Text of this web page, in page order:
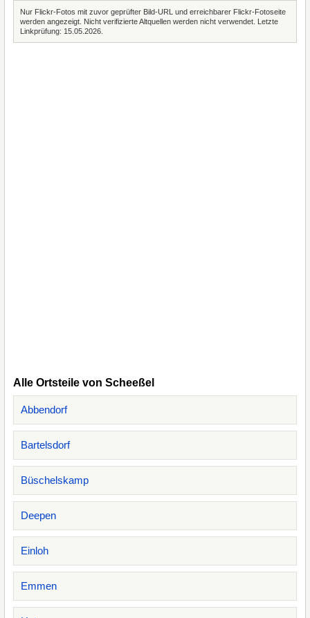
Nur Flickr-Fotos mit zuvor geprüfter Bild-URL und erreichbarer Flickr-Fotoseite
werden angezeigt. Nicht verifizierte Altquellen werden nicht verwendet. Letzte
Linkprüfung: 15.05.2026.
Alle Ortsteile von Scheeßel
Abbendorf
Bartelsdorf
Büschelskamp
Deepen
Einloh
Emmen